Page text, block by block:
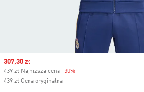
Sale price
307,30 zł
439 zł Najniższa cena -30%
439 zł Cena oryginalna